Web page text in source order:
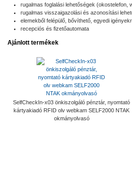
rugalmas foglalási lehetőségek (okostelefon,
rugalmas visszaigazolási és azonosítási
elemekből felépülő, bővíthető, egyedi
recepciós és fizetőautomata
Ajánlott termékek
SelfCheckIn-x03 önkiszolgáló pénztár, nyomtató
kártyakiadó RFID olv webkam SELF2000 NTAK
okmányolvasó